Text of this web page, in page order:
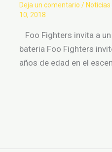
Deja un comentario / Noticias
10, 2018
Foo Fighters invita a
bateria Foo Fighters
años de edad en el